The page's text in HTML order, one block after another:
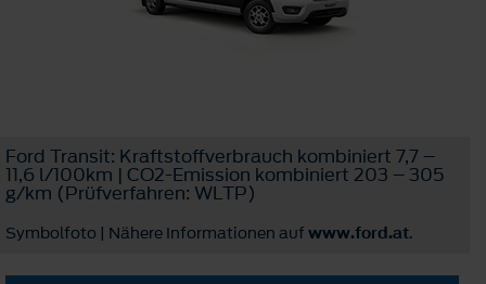
Ford Transit: Kraftstoffverbrauch kombiniert 7,7 –
11,6 l/100km | CO2-Emission kombiniert 203 – 305
g/km (Prüfverfahren: WLTP)
Symbolfoto | Nähere Informationen aufwww.ford.at.